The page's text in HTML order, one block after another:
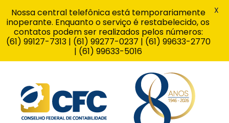
Nossa central telefônica está temporariamente
inoperante. Enquanto o serviço é restabelecido, os
contatos podem ser realizados pelos números:
(61) 99127-7313 | (61) 99277-0237 | (61) 99633-2770
| (61) 99633-5016
X